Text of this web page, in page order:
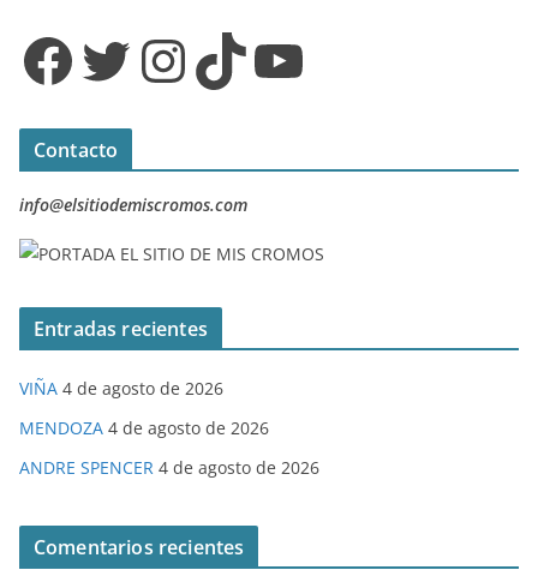
Facebook Twitter InstagramTikTok YouTube
Contacto
info@elsitiodemiscromos.com
Entradas recientes
VIÑA 4 de agosto de 2026
MENDOZA 4 de agosto de 2026
ANDRE SPENCER 4 de agosto de 2026
Comentarios recientes